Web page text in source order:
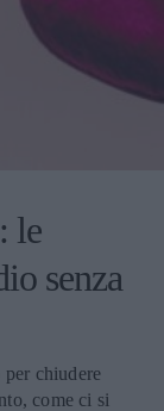
le
senza
chiudere
come ci si